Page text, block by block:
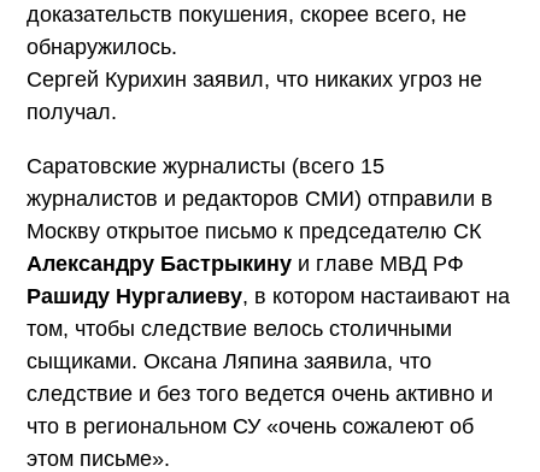
доказательств покушения, скорее всего, не
обнаружилось.
Сергей Курихин заявил, что никаких угроз не
получал.
Саратовские журналисты (всего 15
журналистов и редакторов СМИ) отправили в
Москву открытое письмо к председателю СК
Александру Бастрыкину и главе МВД РФ
Рашиду Нургалиеву, в котором настаивают на
том, чтобы следствие велось столичными
сыщиками. Оксана Ляпина заявила, что
следствие и без того ведется очень активно и
что в региональном СУ «очень сожалеют об
этом письме».